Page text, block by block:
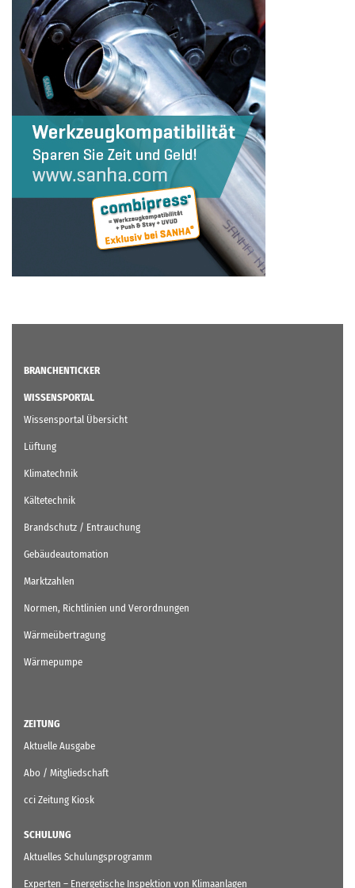
BRANCHENTICKER
WISSENSPORTAL
Wissensportal Übersicht
Lüftung
Klimatechnik
Kältetechnik
Brandschutz / Entrauchung
Gebäudeautomation
Marktzahlen
Normen, Richtlinien und Verordnungen
Wärmeübertragung
Wärmepumpe
ZEITUNG
Aktuelle Ausgabe
Abo / Mitgliedschaft
cci Zeitung Kiosk
SCHULUNG
Aktuelles Schulungsprogramm
Experten – Energetische Inspektion von Klimaanlagen